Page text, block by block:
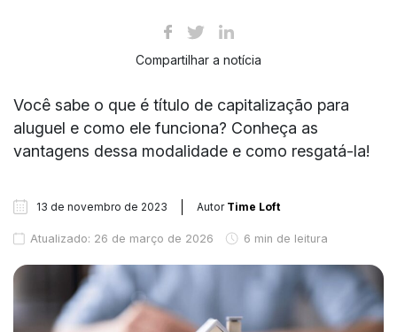
Compartilhar a notícia
Você sabe o que é título de capitalização para
aluguel e como ele funciona? Conheça as
vantagens dessa modalidade e como resgatá-la!
13 de novembro de 2023 Autor Time Loft
Atualizado: 26 de março de 2026 6 min de leitura